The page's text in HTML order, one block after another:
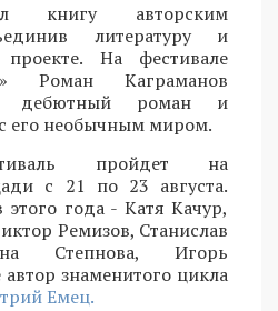
книгу авторским
литературу и
На фестивале
Роман Каграманов
дебютный роман и
его необычным миром.
пройдет на
с 21 по 23 августа.
года - Катя Качур,
Ремизов, Станислав
Степнова, Игорь
знаменитого цикла
Емец.